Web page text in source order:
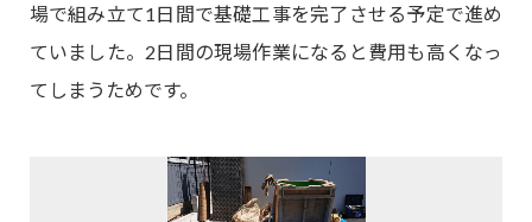
場で組み立て1日間で基礎工事を完了させる予定で進め
ていました。2日間の現場作業になると費用も高くなっ
てしまうためです。